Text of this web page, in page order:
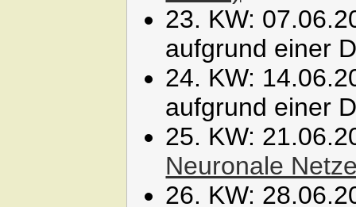
23. KW:
aufgrund einer
24. KW:
aufgrund einer
25. KW:
Neuronale
26. KW: